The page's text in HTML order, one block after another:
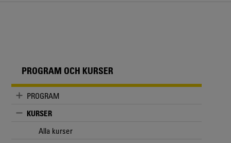
PROGRAM OCH KURSER
PROGRAM
KURSER
Alla kurser